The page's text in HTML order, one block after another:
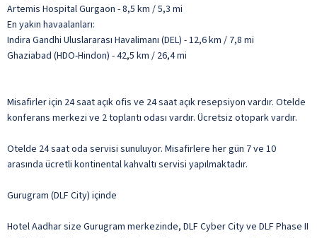
Artemis Hospital Gurgaon - 8,5 km / 5,3 mi
En yakın havaalanları:
Indira Gandhi Uluslararası Havalimanı (DEL) - 12,6 km / 7,8 mi
Ghaziabad (HDO-Hindon) - 42,5 km / 26,4 mi
Misafirler için 24 saat açık ofis ve 24 saat açık resepsiyon vardır. Otelde
konferans merkezi ve 2 toplantı odası vardır. Ücretsiz otopark vardır.
Otelde 24 saat oda servisi sunuluyor. Misafirlere her gün 7 ve 10
arasında ücretli kontinental kahvaltı servisi yapılmaktadır.
Gurugram (DLF City) içinde
Hotel Aadhar size Gurugram merkezinde, DLF Cyber City ve DLF Phase II